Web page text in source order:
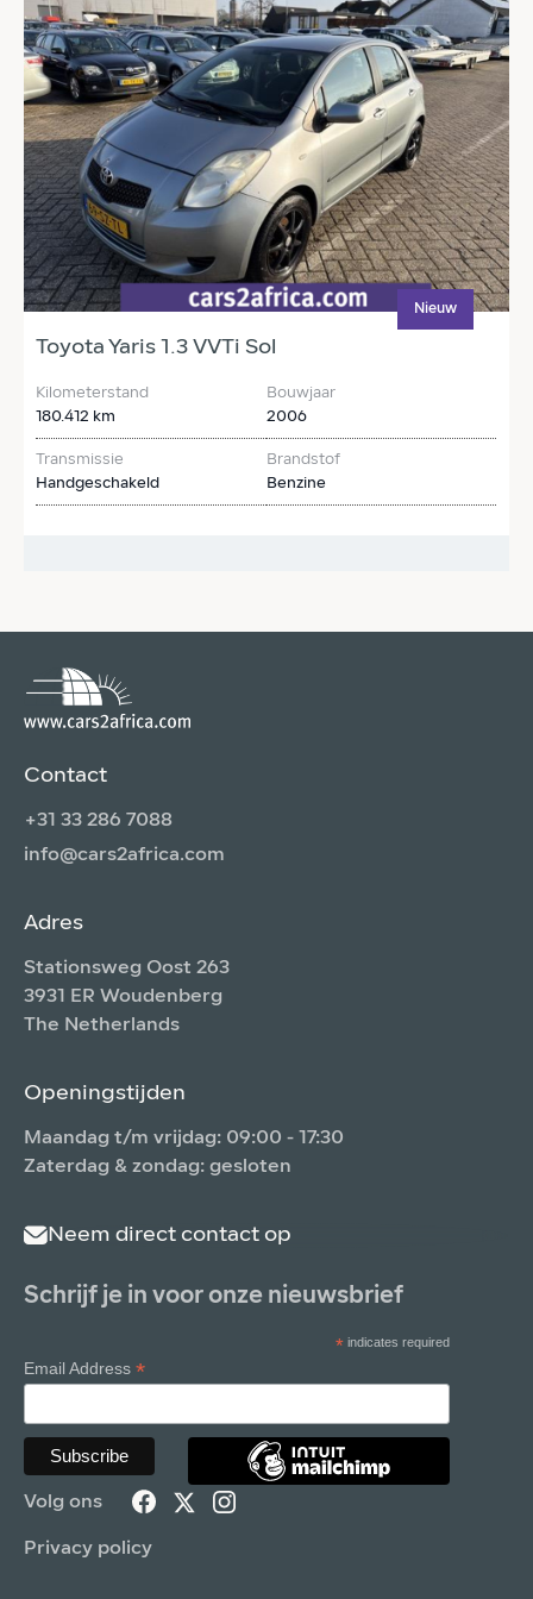
Nieuw
Toyota Yaris 1.3 VVTi Sol
Kilometerstand
180.412 km
Bouwjaar
2006
Transmissie
Handgeschakeld
Brandstof
Benzine
Contact
+31 33 286 7088
info@cars2africa.com
Adres
Stationsweg Oost 263
3931 ER Woudenberg
The Netherlands
Openingstijden
Maandag t/m vrijdag: 09:00 - 17:30
Zaterdag & zondag: gesloten
Neem direct contact op
Schrijf je in voor onze nieuwsbrief
*indicates required
Email Address*
Volg ons
Privacy policy